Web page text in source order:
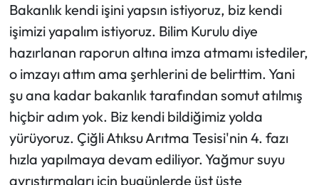
Bakanlık kendi işini yapsın istiyoruz, biz kendi
işimizi yapalım istiyoruz. Bilim Kurulu diye
hazırlanan raporun altına imza atmamı istediler,
o imzayı attım ama şerhlerini de belirttim. Yani
şu ana kadar bakanlık tarafından somut atılmış
hiçbir adım yok. Biz kendi bildiğimiz yolda
yürüyoruz. Çiğli Atıksu Arıtma Tesisi'nin 4. fazı
hızla yapılmaya devam ediliyor. Yağmur suyu
ayrıştırmaları için bugünlerde üst üste